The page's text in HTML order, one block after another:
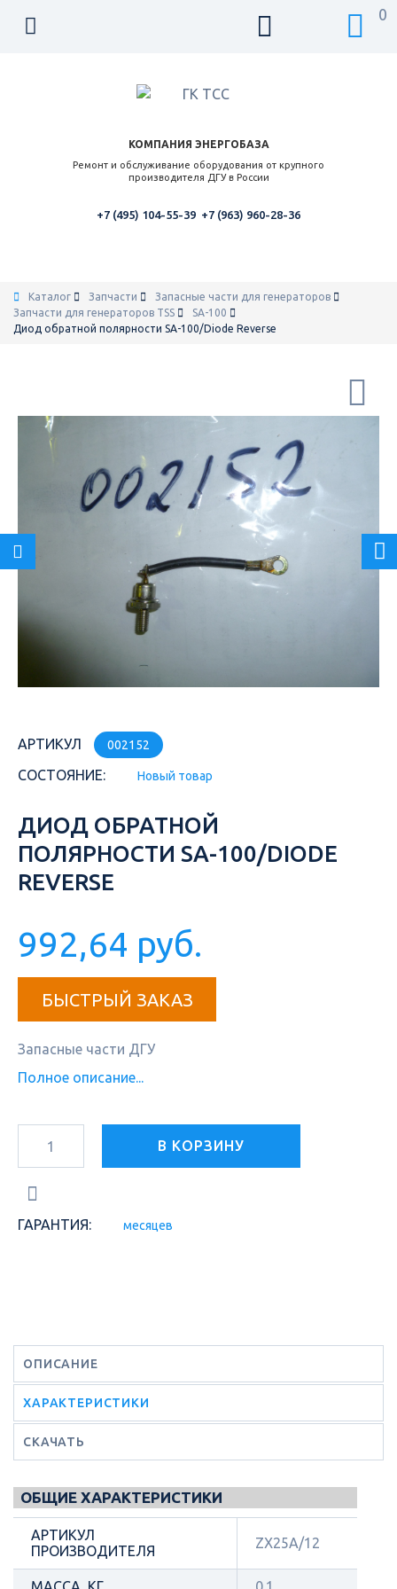
КОМПАНИЯ ЭНЕРГОБАЗА
Ремонт и обслуживание оборудования от крупного
производителя ДГУ в России
0
+7 (495) 104-55-39 +7 (963) 960-28-36
Каталог Запчасти
Запасные части для генераторов
Запчасти для генераторов TSS
SA-100
Диод обратной полярности SA-100/Diode Reverse
АРТИКУЛ 002152
СОСТОЯНИЕ: Новый товар
ДИОД ОБРАТНОЙ
ПОЛЯРНОСТИ SA-100/DIODE
REVERSE
992,64 руб.
БЫСТРЫЙ ЗАКАЗ
Запасные части ДГУ
Полное описание...
В КОРЗИНУ
ГАРАНТИЯ: месяцев
ОПИСАНИЕ
ХАРАКТЕРИСТИКИ
СКАЧАТЬ
ОБЩИЕ ХАРАКТЕРИСТИКИ
АРТИКУЛ
ПРОИЗВОДИТЕЛЯ
ZX25A/12